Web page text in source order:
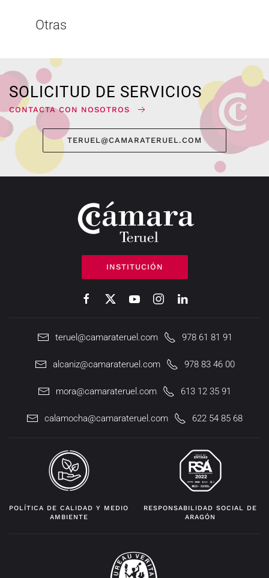
Otras
SOLICITUD DE SERVICIOS
CONTACTA CON NOSOTROS
TERUEL@CAMARATERUEL.COM
INSTITUCIÓN
teruel@camarateruel.com 978 61 81 91
alcaniz@camarateruel.com 978 83 46 00
mora@camarateruel.com 613 12 35 91
calamocha@camarateruel.com 622 54 85 68
POLÍTICA DE CALIDAD Y MEDIO
AMBIENTE
RESPONSABILIDAD SOCIAL DE
ARAGÓN